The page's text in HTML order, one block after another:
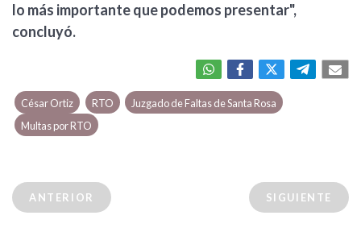
lo más importante que podemos presentar",
concluyó.
César Ortiz RTO
Juzgado de Faltas de Santa Rosa
Multas por RTO
ANTERIOR SIGUIENTE